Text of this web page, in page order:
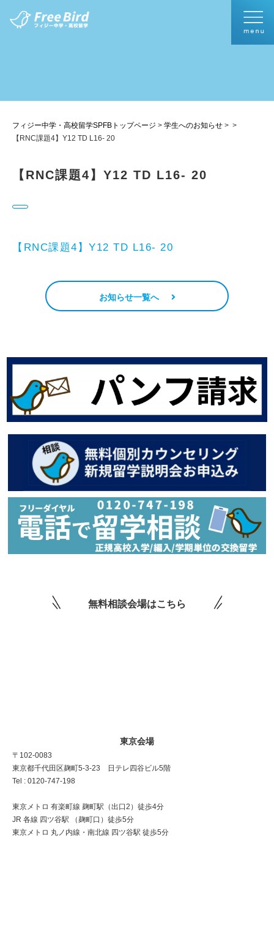
フィジー中学・高校留学SPFBトップページ > 学生へのお知らせ > >
【RNC課題4】Y12 TD L16- 20
【RNC課題4】Y12 TD L16- 20
【RNC課題4】Y12 TD L16- 20
お知らせ一覧へ
無料相談会場はこちら
東京会場
〒102-0083
東京都千代田区麹町5-3-23 日テレ四谷ビル5階
Tel : 0120-747-198
東京メトロ 有楽町線 麹町駅（出口2）徒歩4分
JR 各線 四ツ谷駅 （麹町口）徒歩5分
東京メトロ 丸ノ内線・南北線 四ツ谷駅 徒歩5分